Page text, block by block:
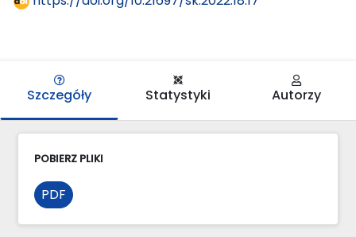
Szczegóły Statystyki Autorzy
POBIERZ PLIKI
PDF